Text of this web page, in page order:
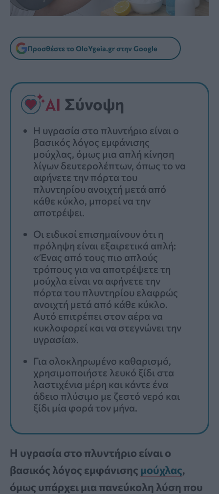
Προσθέστε το OloYgeia.gr στην Google
Σύνοψη
Η υγρασία στο πλυντήριο είναι ο
βασικός λόγος εμφάνισης
μούχλας, όμως μια απλή κίνηση
λίγων δευτερολέπτων, όπως το να
αφήνετε την πόρτα του
πλυντηρίου ανοιχτή μετά από
κάθε κύκλο, μπορεί να την
αποτρέψει.
Οι ειδικοί επισημαίνουν ότι η
πρόληψη είναι εξαιρετικά απλή:
«Ένας από τους πιο απλούς
τρόπους για να αποτρέψετε τη
μούχλα είναι να αφήνετε την
πόρτα του πλυντηρίου ελαφρώς
ανοιχτή μετά από κάθε κύκλο.
Αυτό επιτρέπει στον αέρα να
κυκλοφορεί και να στεγνώνει την
υγρασία».
Για ολοκληρωμένο καθαρισμό,
χρησιμοποιήστε λευκό ξίδι στα
λαστιχένια μέρη και κάντε ένα
άδειο πλύσιμο με ζεστό νερό και
ξίδι μία φορά τον μήνα.
Η υγρασία στο πλυντήριο είναι ο
βασικός λόγος εμφάνισης μούχλας,
όμως υπάρχει μια πανεύκολη λύση που